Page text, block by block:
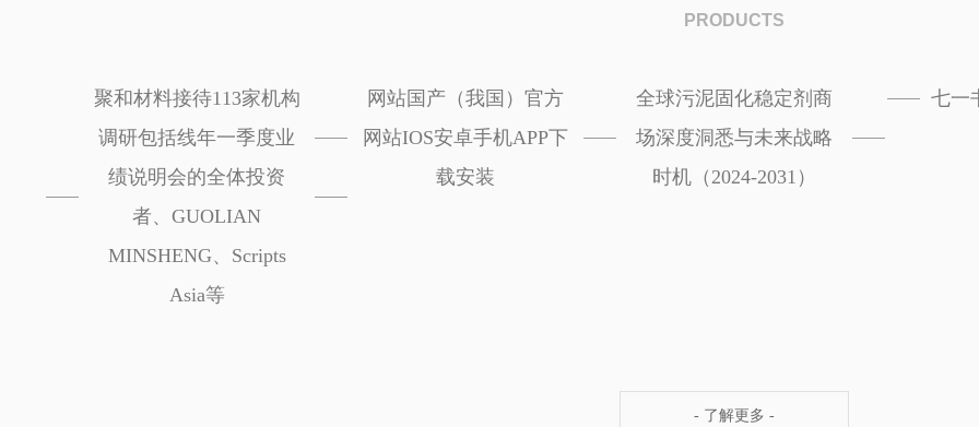
PRODUCTS
聚和材料接待113家机构
调研包括线年一季度业
绩说明会的全体投资
者、GUOLIAN
MINSHENG、Scripts
Asia等
网站国产（我国）官方
网站IOS安卓手机APP下
载安装
全球污泥固化稳定剂商
场深度洞悉与未来战略
时机（2024-2031）
七一
- 了解更多 -